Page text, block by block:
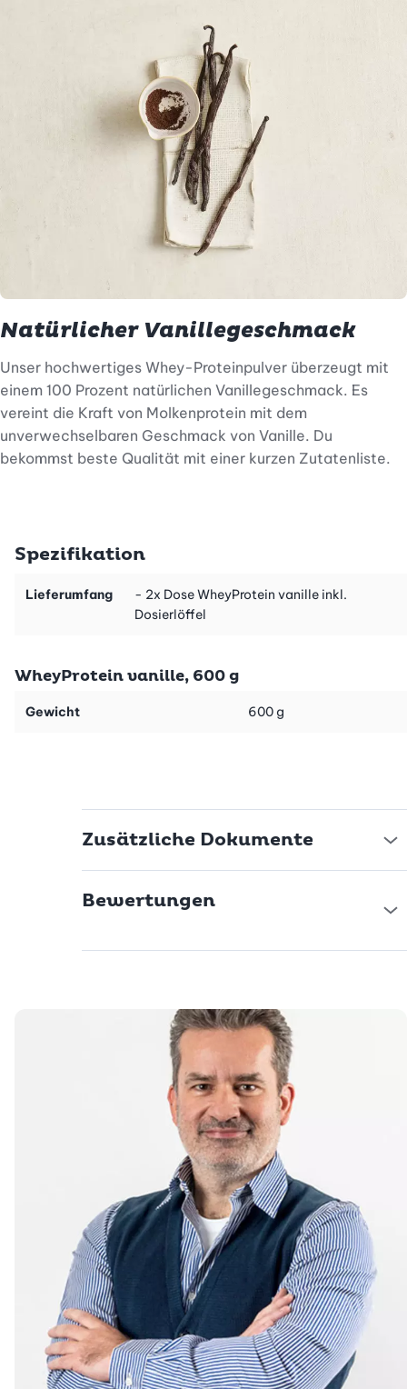
Natürlicher Vanillegeschmack
Unser hochwertiges Whey-Proteinpulver überzeugt mit
einem 100 Prozent natürlichen Vanillegeschmack. Es
vereint die Kraft von Molkenprotein mit dem
unverwechselbaren Geschmack von Vanille. Du
bekommst beste Qualität mit einer kurzen Zutatenliste.
Spezifikation
Lieferumfang
- 2x Dose WheyProtein vanille inkl.
Dosierlöffel
WheyProtein vanille, 600 g
Gewicht 600 g
Zusätzliche Dokumente
Bewertungen